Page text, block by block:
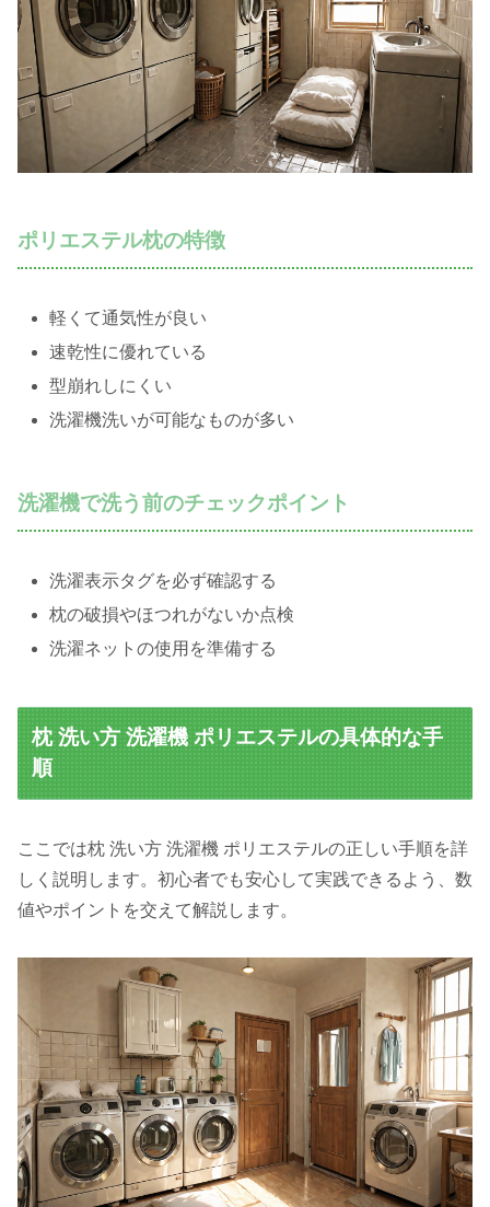
ポリエステル枕の特徴
軽くて通気性が良い
速乾性に優れている
型崩れしにくい
洗濯機洗いが可能なものが多い
洗濯機で洗う前のチェックポイント
洗濯表示タグを必ず確認する
枕の破損やほつれがないか点検
洗濯ネットの使用を準備する
枕 洗い方 洗濯機 ポリエステルの具体的な手
順
ここでは枕 洗い方 洗濯機 ポリエステルの正しい手順を詳
しく説明します。初心者でも安心して実践できるよう、数
値やポイントを交えて解説します。